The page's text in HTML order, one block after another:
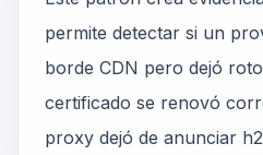
permite detectar si un
borde CDN pero dejó
certificado se renovó
proxy dejó de anunciar